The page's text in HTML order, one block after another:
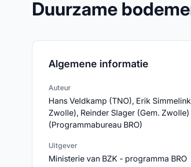
Duurzame
Algemene informatie
Auteur
Hans Veldkamp (TNO), Erik
Zwolle), Reinder Slager (Gem.
(Programmabureau BRO)
Uitgever
Ministerie van BZK - programma BRO